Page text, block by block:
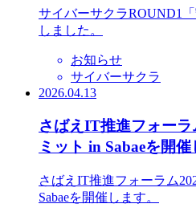
サイバーサクラROUND1
しました。
お知らせ
サイバーサクラ
2026.04.13
さばえIT推進フォー
ミット in Sabaeを開催
さばえIT推進フォーラム
Sabaeを開催します。